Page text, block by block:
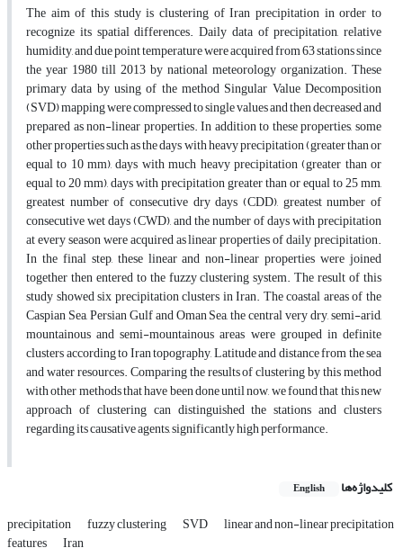
The aim of this study is clustering of Iran precipitation in order to
recognize its spatial differences. Daily data of precipitation, relative
humidity, and due point temperature were acquired from 63 stations since
the year 1980 till 2013 by national meteorology organization. These
primary data by using of the method Singular Value Decomposition
(SVD) mapping were compressed to single values and then decreased and
prepared as non-linear properties. In addition to these properties, some
other properties such as the days with heavy precipitation (greater than or
equal to 10 mm), days with much heavy precipitation (greater than or
equal to 20 mm), days with precipitation greater than or equal to 25 mm,
greatest number of consecutive dry days (CDD), greatest number of
consecutive wet days (CWD), and the number of days with precipitation
at every season were acquired as linear properties of daily precipitation.
In the final step, these linear and non-linear properties were joined
together then entered to the fuzzy clustering system. The result of this
study showed six precipitation clusters in Iran. The coastal areas of the
Caspian Sea, Persian Gulf and Oman Sea, the central very dry, semi-arid,
mountainous and semi-mountainous areas were grouped in definite
clusters according to Iran topography, Latitude and distance from the sea
and water resources. Comparing the results of clustering by this method
with other methods that have been done until now, we found that this new
approach of clustering can distinguished the stations and clusters
regarding its causative agents, significantly high performance.
کلیدواژه‌ها English
precipitation fuzzy clustering SVD linear and non-linear precipitation
features Iran